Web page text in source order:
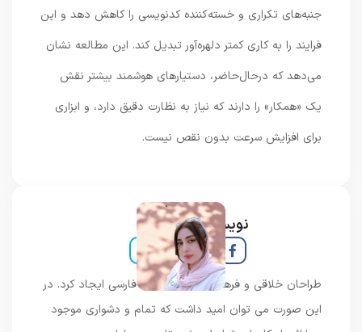
جنبه‌های تکراری و خسته‌کننده کدنویسی را کاهش دهد و این
فرایند را به کاری کمتر دلهره‌آور تبدیل کند. این مطالعه نشان
می‌دهد که درحال‌حاضر، دستیارهای هوشمند بیشتر نقش
یک «همکار» را دارند که نیاز به نظارت دقیق دارد، و ابزاری
برای افزایش سرعت بدون نقص نیست.
نویسنده و خبرنگار
طراحان خلاقی و فرهنگ پیشرو در زبان فارسی ایجاد کرد. در
این صورت می توان امید داشت که تمام و دشواری موجود